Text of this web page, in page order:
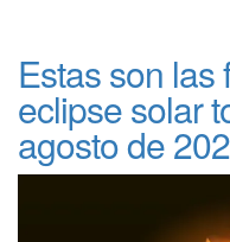
Estas son las
eclipse solar
agosto de